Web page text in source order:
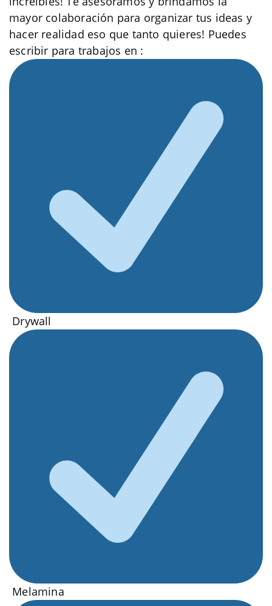
mayor colaboración para organizar tus ideas y
hacer realidad eso que tanto quieres! Puedes
escribir para trabajos en :
Drywall
Melamina